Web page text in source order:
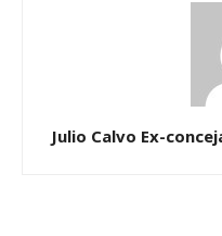
Julio Calvo Ex-